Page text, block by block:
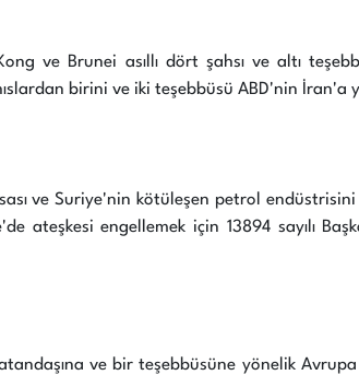
ve Brunei asıllı dört şahsı ve altı
birini ve iki teşebbüsü ABD'nin İran'a
ve Suriye'nin kötüleşen petrol
ateşkesi engellemek için 13894 sayılı
ve bir teşebbüsüne yönelik